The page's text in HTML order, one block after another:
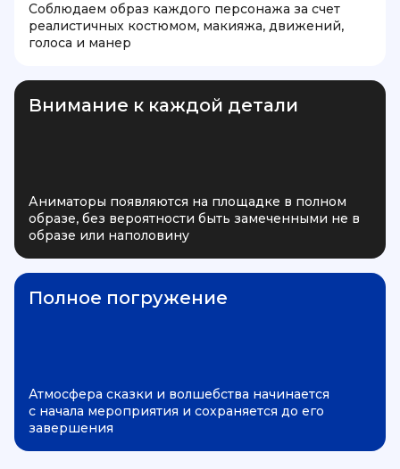
Соблюдаем образ каждого персонажа за счет
реалистичных костюмом, макияжа, движений,
голоса и манер
Внимание к каждой детали
Аниматоры появляются на площадке в полном
образе, без вероятности быть замеченными не в
образе или наполовину
Полное погружение
Атмосфера сказки и волшебства начинается
с начала мероприятия и сохраняется до его
завершения